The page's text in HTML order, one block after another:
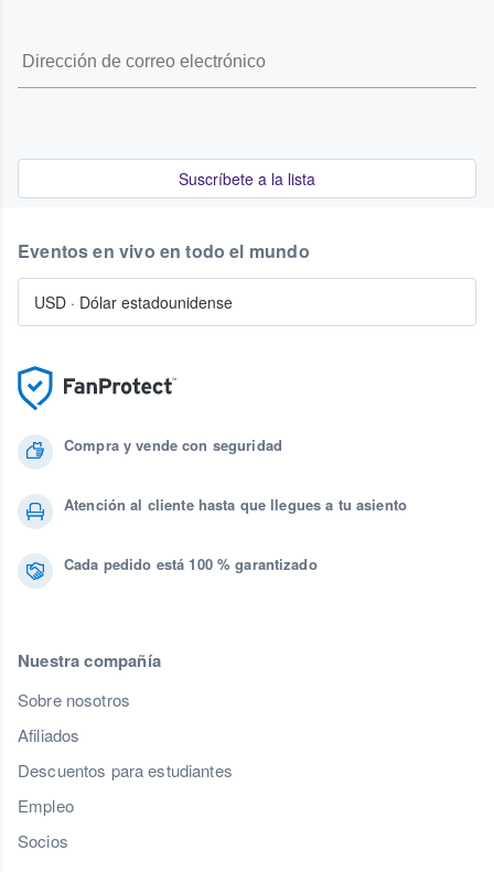
Suscríbete a la lista
Compra y vende con seguridad
Atención al cliente hasta que llegues a tu asiento
Cada pedido está 100 % garantizado
Nuestra compañía
Sobre nosotros
Afiliados
Descuentos para estudiantes
Empleo
Socios
Eventos en vivo en todo el mundo
USD · Dólar estadounidense